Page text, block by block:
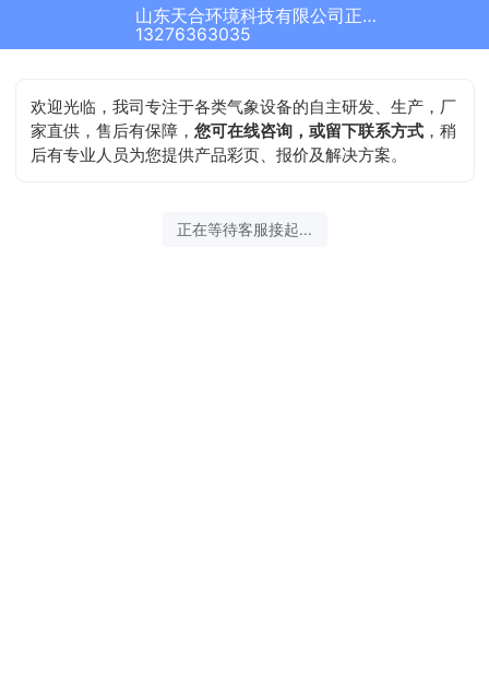
山东天合环境科技有限公司正在为您服务
13276363035
欢迎光临，我司专注于各类气象设备的自主研发、生产，厂
家直供，售后有保障，您可在线咨询，或留下联系方式 ，稍
后有专业人员为您提供产品彩页、报价及解决方案。
正在等待客服接起...